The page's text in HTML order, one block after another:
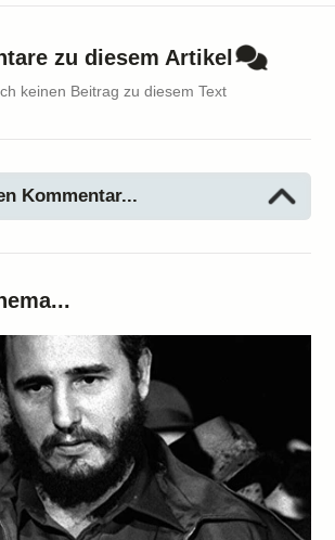
zu diesem Artikel
keinen Beitrag zu diesem Text
Kommentar...